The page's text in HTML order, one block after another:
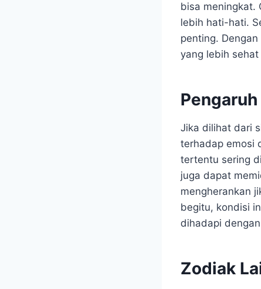
bisa meningkat.
lebih hati-hati.
penting.
yang lebih
Jika dilihat dari
terhadap emosi
tertentu sering
juga dapat
mengherankan
begitu, kondisi
dihadapi
Zodiak